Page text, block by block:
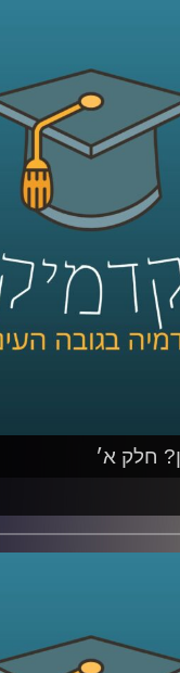
ללא מטרות רווח
של חיזבאללה
קורן, בית ספר לאודר
רייכמן.
הראשון לדרום סודאן
התעצמות הלחימה אך
למצב שבו אנחנו היום
חלק א׳
שכנתנו מצפון לבנון?
צוננים איתה שידעו
החמור ביותר בעשורים
משולש – אובדן